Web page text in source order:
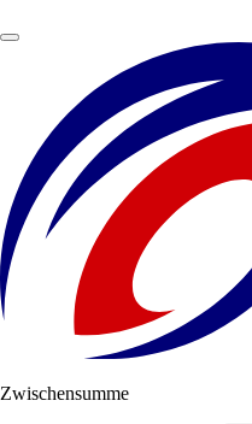
Zwischensumme